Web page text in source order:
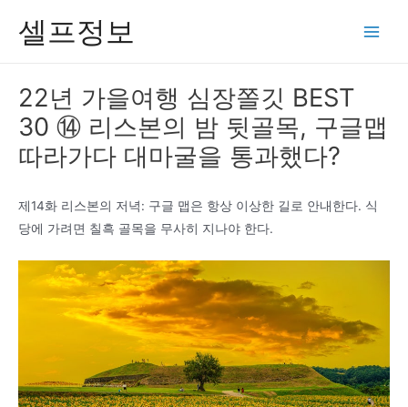
셀프정보
22년 가을여행 심장쫄깃 BEST
30 ⑭ 리스본의 밤 뒷골목, 구글맵
따라가다 대마굴을 통과했다?
제14화 리스본의 저녁: 구글 맵은 항상 이상한 길로 안내한다. 식
당에 가려면 칠흑 골목을 무사히 지나야 한다.